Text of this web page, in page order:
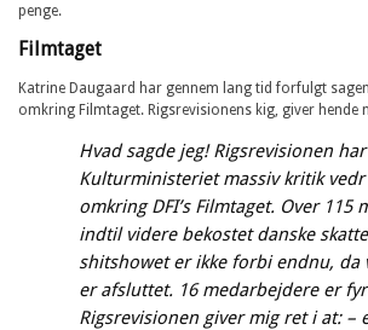
penge.
Filmtaget
Katrine Daugaard har gennem lang tid forfulgt
omkring Filmtaget. Rigsrevisionens kig, giver hende
Hvad sagde jeg! Rigsrevisionen
Kulturministeriet massiv kritik vedr
omkring DFI’s Filmtaget. Over 115
indtil videre bekostet danske
shitshowet er ikke forbi endnu, da
er afsluttet. 16 medarbejdere er
Rigsrevisionen giver mig ret i at: –